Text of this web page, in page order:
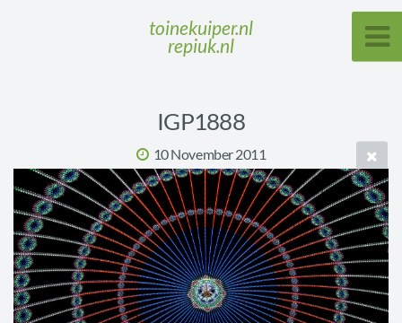
toinekuiper.nl
repiuk.nl
IGP1888
10 November 2011